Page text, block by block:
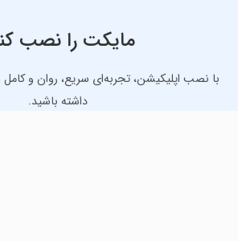
مایکت را نصب
با نصب اپلیکیشن، تجربه‌ای سریع، روان و کامل
داشته باشید.